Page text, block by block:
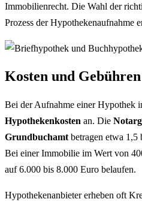
Immobilienrecht. Die Wahl der
Prozess der Hypothekenaufnahme
Kosten und
Bei der Aufnahme einer Hypothek
Hypothekenkosten an. Die
Grundbuchamt betragen etwa 1,5
Bei einer Immobilie im Wert von
auf 6.000 bis 8.000 Euro belaufen.
Hypothekenanbieter erheben oft